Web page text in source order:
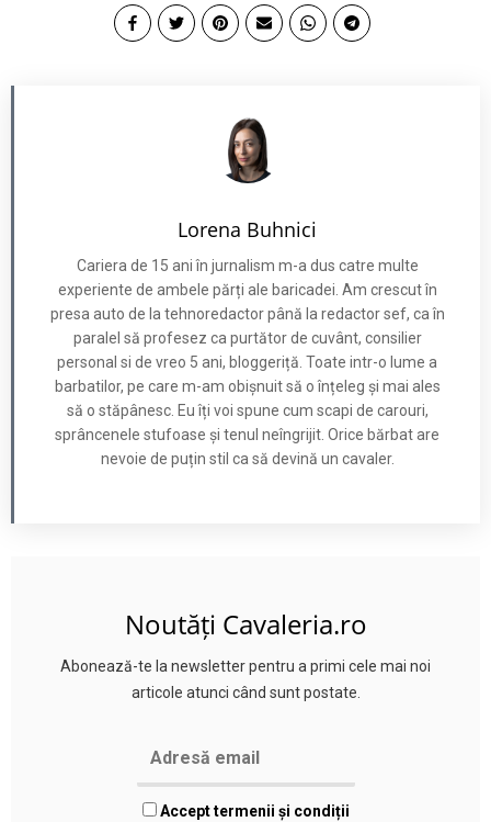
Lorena Buhnici
Cariera de 15 ani în jurnalism m-a dus catre multe
experiente de ambele părți ale baricadei. Am crescut în
presa auto de la tehnoredactor până la redactor sef, ca în
paralel să profesez ca purtător de cuvânt, consilier
personal si de vreo 5 ani, bloggeriță. Toate intr-o lume a
barbatilor, pe care m-am obișnuit să o înțeleg și mai ales
să o stăpânesc. Eu îți voi spune cum scapi de carouri,
sprâncenele stufoase și tenul neîngrijit. Orice bărbat are
nevoie de puțin stil ca să devină un cavaler.
Noutăți Cavaleria.ro
Abonează-te la newsletter pentru a primi cele mai noi
articole atunci când sunt postate.
Accept termenii și condiții